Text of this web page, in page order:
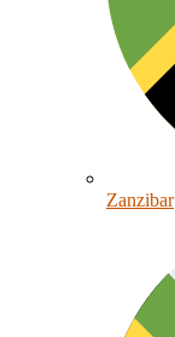
Zanzibar